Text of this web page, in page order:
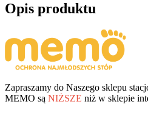
Opis produktu
Zapraszamy do Naszego sklepu
MEMO są NIŻSZE niż w sklepie